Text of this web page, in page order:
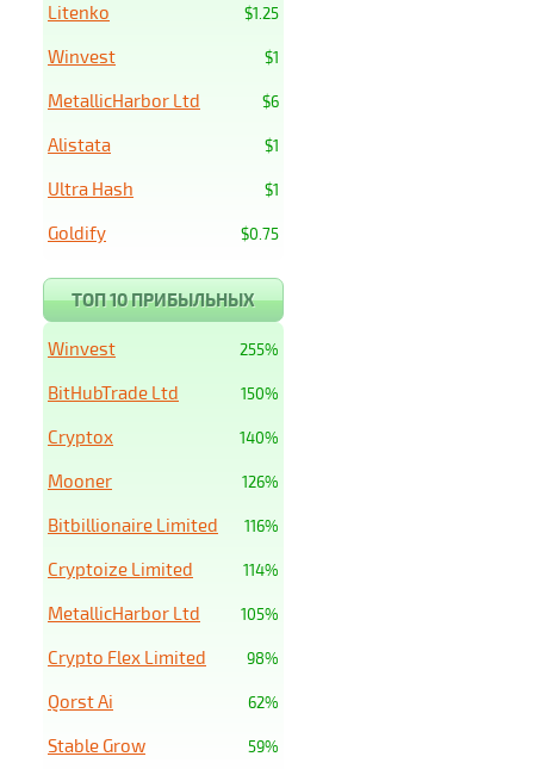
$1.25
Litenko
$1
Winvest
$6
MetallicHarbor Ltd
$1
Alistata
$1
Ultra Hash
$0.75
Goldify
ТОП 10 ПРИБЫЛЬНЫХ
255%
Winvest
150%
BitHubTrade Ltd
140%
Cryptox
126%
Mooner
116%
Bitbillionaire Limited
114%
Cryptoize Limited
105%
MetallicHarbor Ltd
98%
Crypto Flex Limited
62%
Qorst Ai
59%
Stable Grow